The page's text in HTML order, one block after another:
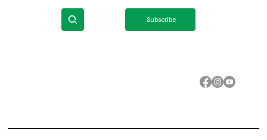
Subscribe